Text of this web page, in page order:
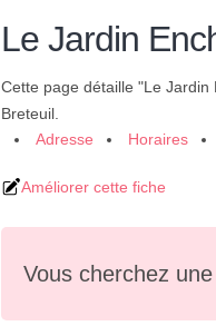
Le Jardin
Cette page détaille "Le Jardin
Breteuil.
Adresse
Horaires
Améliorer cette fiche
Vous cherchez